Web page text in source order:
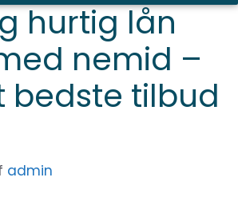
hurtig lån
nemid –
bedste tilbud
admin